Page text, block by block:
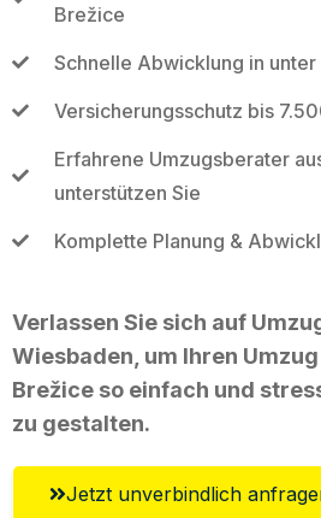
Brežice
Schnelle Abwicklung in unter
Versicherungsschutz bis
Erfahrene Umzugsberater
unterstützen Sie
Komplette Planung &
Verlassen Sie sich auf
Wiesbaden, um Ihren
Brežice so einfach und
zu gestalten.
Jetzt unverbindlich